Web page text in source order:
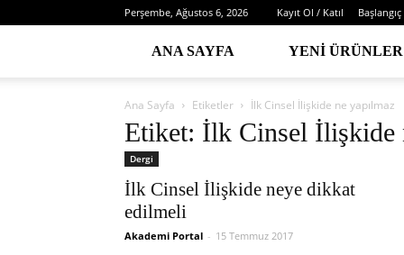
Perşembe, Ağustos 6, 2026 Kayıt Ol / Katıl Başlangıç
ANA SAYFA YENI ÜRÜNLER
Ana Sayfa Etiketler İlk Cinsel İlişkide ne yapılmaz
Etiket: İlk Cinsel İlişkide
Dergi
İlk Cinsel İlişkide neye dikkat
edilmeli
Akademi Portal - 15 Temmuz 2017